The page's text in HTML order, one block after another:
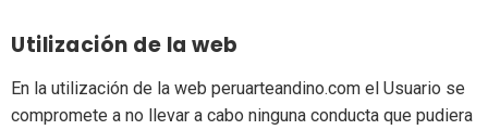
Utilización de la web
En la utilización de la web peruarteandino.com el Usuario se
compromete a no llevar a cabo ninguna conducta que pudiera